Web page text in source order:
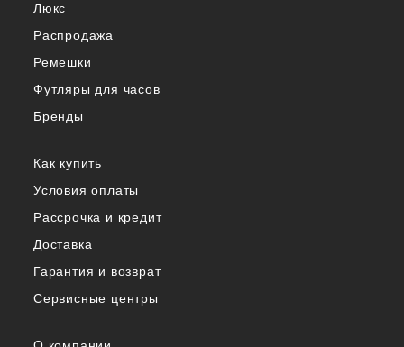
Люкс
Распродажа
Ремешки
Футляры для часов
Бренды
Как купить
Условия оплаты
Рассрочка и кредит
Доставка
Гарантия и возврат
Сервисные центры